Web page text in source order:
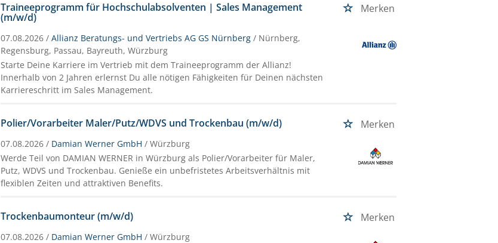
Traineeprogramm für Hochschulabsolventen | Sales Management
(m/w/d)
Merken
07.08.2026 /Allianz Beratungs- und Vertriebs AG GS Nürnberg / Nürnberg,
Regensburg, Passau, Bayreuth, Würzburg
Starte Deine Karriere im Vertrieb mit dem Traineeprogramm der Allianz!
Innerhalb von 2 Jahren erlernst Du alle nötigen Fähigkeiten für Deinen nächsten
Karriereschritt im Sales Management.
Polier/Vorarbeiter Maler/Putz/WDVS und Trockenbau (m/w/d) Merken
07.08.2026 / Damian Werner GmbH / Würzburg
Werde Teil von DAMIAN WERNER in Würzburg als Polier/Vorarbeiter für Maler,
Putz, WDVS und Trockenbau. Genieße ein unbefristetes Arbeitsverhältnis mit
flexiblen Zeiten und attraktiven Benefits.
Trockenbaumonteur (m/w/d) Merken
07.08.2026 / Damian Werner GmbH / Würzburg